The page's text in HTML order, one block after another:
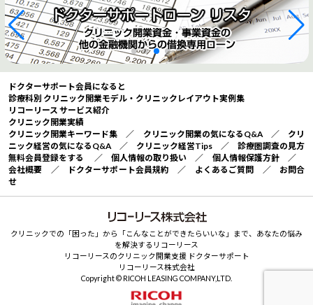
ドクターサポート会員になると
診療科別 クリニック開業モデル・クリニックレイアウト実例集
リコーリース サービス紹介
クリニック開業実績
クリニック開業キーワード集 ／ クリニック開業の気になるQ&A／ クリ
ニック経営の気になるQ&A／ クリニック経営Tips／ 診療圏調査の見方
無料会員登録をする
／ 個人情報の取り扱い ／ 個人情報保護方針 ／
会社概要 ／ ドクターサポート会員規約 ／ よくあるご質問 ／ お問合
せ
クリニックでの「困った」から「こんなことができたらいいな」まで、あなたの悩み
を解決するリコーリース
リコーリースのクリニック開業支援 ドクターサポート
リコーリース株式会社
Copyright © RICOH LEASING COMPANY,LTD.